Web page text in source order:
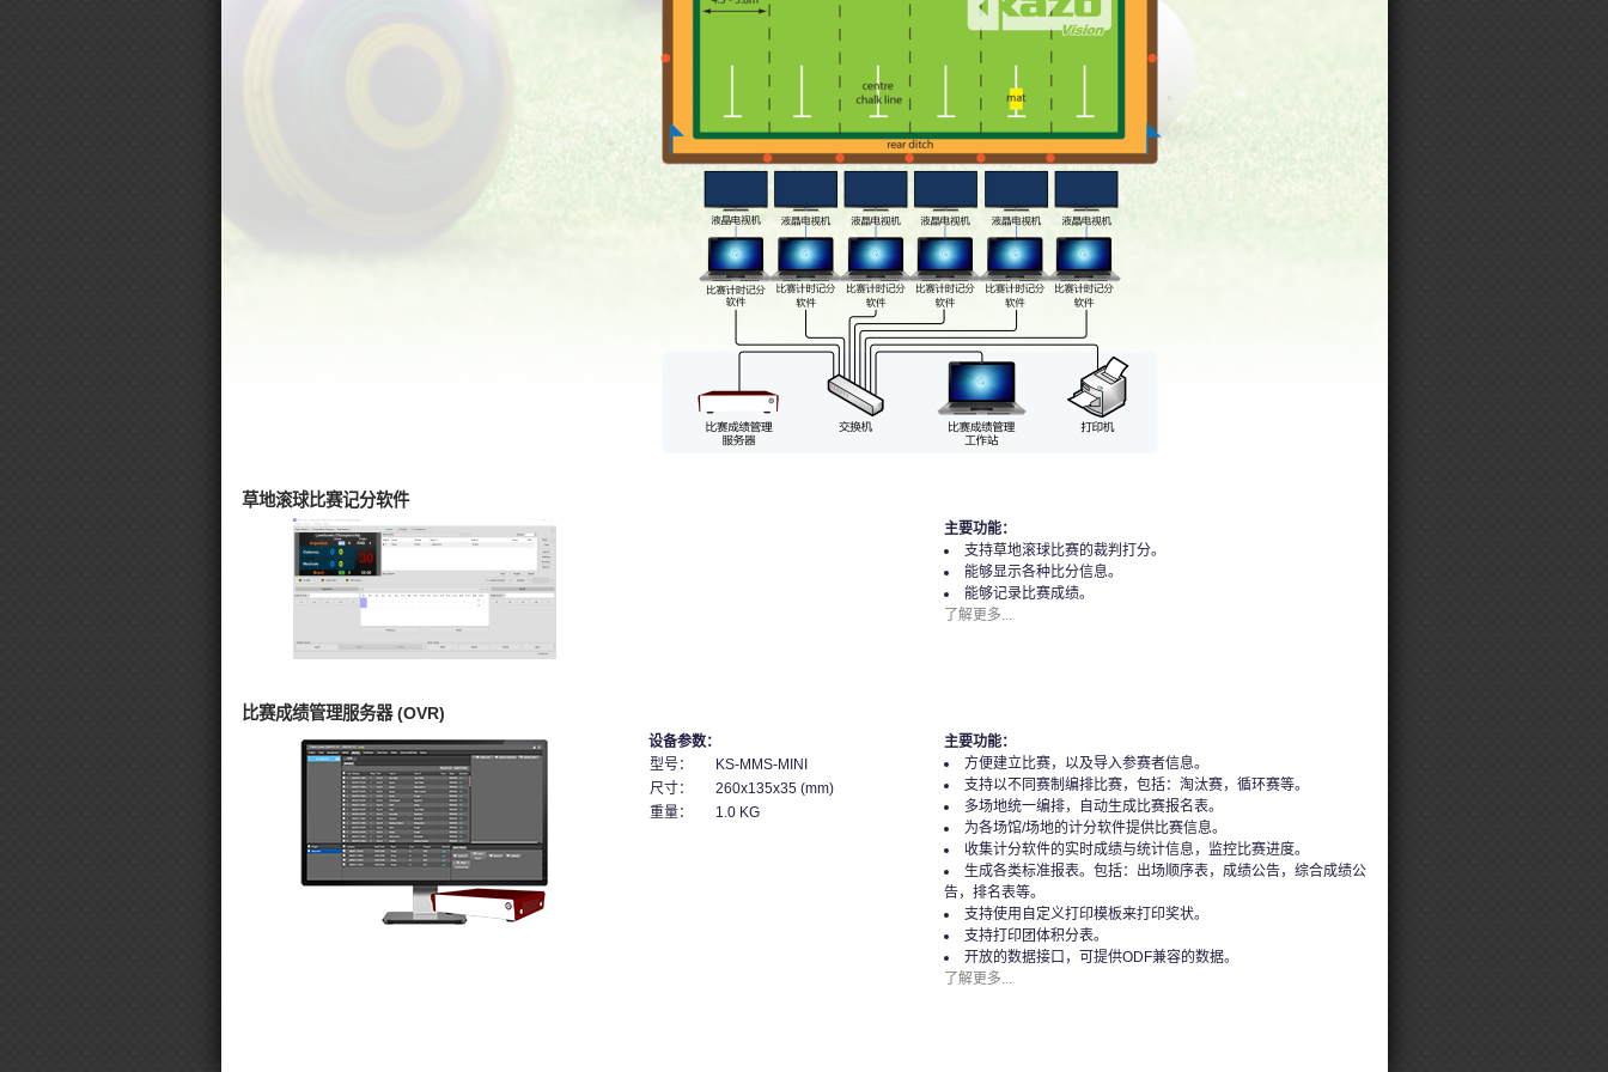
草地滚球比赛记分软件
主要功能：
支持草地滚球比赛的裁判打分。
能够显示各种比分信息。
能够记录比赛成绩。
了解更多...
比赛成绩管理服务器 (OVR)
设备参数：
型号：
KS-MMS-MINI
尺寸：
260x135x35 (mm)
重量：
1.0 KG
主要功能：
方便建立比赛，以及导入参赛者信息。
支持以不同赛制编排比赛，包括：淘汰赛，循环赛等。
多场地统一编排，自动生成比赛报名表。
为各场馆/场地的计分软件提供比赛信息。
收集计分软件的实时成绩与统计信息，监控比赛进度。
生成各类标准报表。包括：出场顺序表，成绩公告，综合成绩公
告，排名表等。
支持使用自定义打印模板来打印奖状。
支持打印团体积分表。
开放的数据接口，可提供ODF兼容的数据。
了解更多...